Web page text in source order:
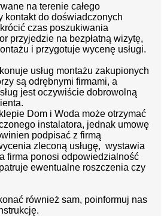
na terenie całego
kontaktdo doświadczonych
czas poszukiwania
przyjedzie na bezpłatną wizytę,
i przygotuje wycenę usługi.
usług montażu zakupionych
są odrębnymi firmami, a
jest oczywiście dobrowolną
Dom i Woda może otrzymać
instalatora, jednak umowę
podpisać z firmą
zleconą usługę, wystawia
firma ponosi odpowiedzialność
ewentualne roszczenia czy
również sam, poinformuj nas